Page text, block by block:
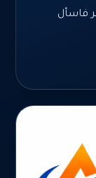
فاسأل